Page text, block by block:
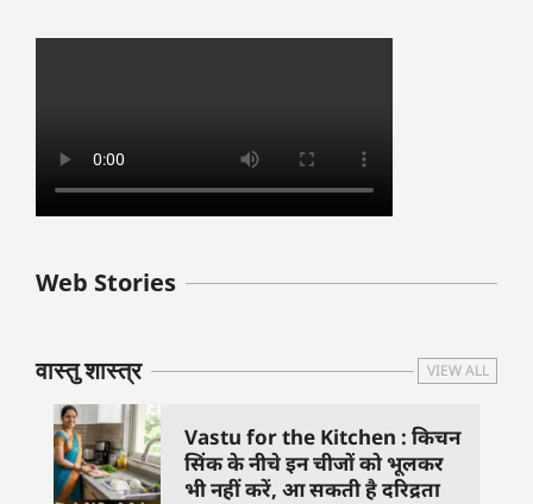
Web Stories
बुधवार के उपाय :
जिनसे हो गणेश जी
वास्तु शास्त्र VIEW ALL
Vastu for the Kitchen : किचन
सिंक के नीचे इन चीजों को भूलकर
भी नहीं करें, आ सकती है दरिद्रता